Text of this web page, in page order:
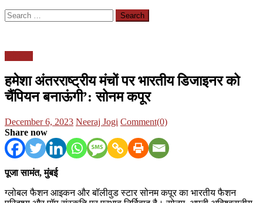
Search
for:
हमेशा अंतरराष्ट्रीय मंचों पर भारतीय डिजाइनर को
चैंपियन बनाऊंगी’: सोनम कपूर
Posted
on
December 6, 2023 Author
Neeraj Jogi Comment(0)
Share now
पूजा सामंत, मुंबई
ग्लोबल फैशन आइकन और बॉलीवुड स्टार सोनम कपूर का भारतीय फैशन